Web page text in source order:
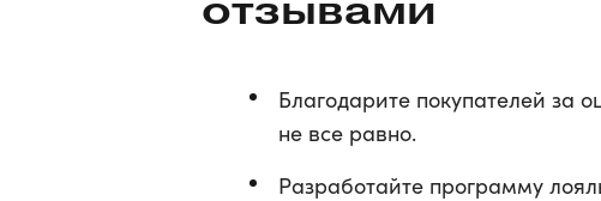
Благодарите покупателей за
не все равно.
Разработайте программу